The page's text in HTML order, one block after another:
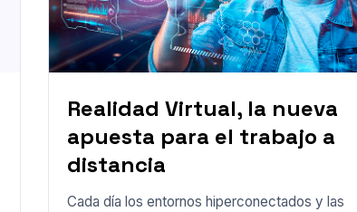
Realidad Virtual, la nueva
apuesta para el trabajo a
distancia
Cada día los entornos hiperconectados y las